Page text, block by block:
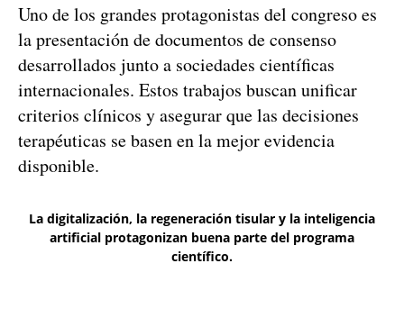
Uno de los grandes protagonistas del congreso es
la presentación de documentos de consenso
desarrollados junto a sociedades científicas
internacionales. Estos trabajos buscan unificar
criterios clínicos y asegurar que las decisiones
terapéuticas se basen en la mejor evidencia
disponible.
La digitalización, la regeneración tisular y la inteligencia
artificial protagonizan buena parte del programa
científico.